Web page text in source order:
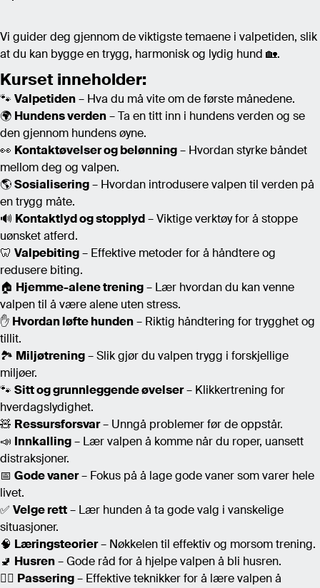
Vi guider deg gjennom de viktigste temaene i valpetiden, slik
at du kan bygge en trygg, harmonisk og lydig hund 🏡.
Kurset inneholder:
🐾 Valpetiden– Hva du må vite om de første månedene.
🌍 Hundens verden– Ta en titt inn i hundens verden og se
den gjennom hundens øyne.
👀 Kontaktøvelser og belønning– Hvordan styrke båndet
mellom deg og valpen.
🌎Sosialisering– Hvordan introdusere valpen til verden på
en trygg måte.
🔊 Kontaktlyd og stopplyd– Viktige verktøy for å stoppe
uønsket atferd.
🦷 Valpebiting– Effektive metoder for å håndtere og
redusere biting.
🏠 Hjemme-alene trening– Lær hvordan du kan venne
valpen til å være alene uten stress.
✋ Hvordan løfte hunden– Riktig håndtering for trygghet og
tillit.
🏞️ Miljøtrening– Slik gjør du valpen trygg i forskjellige
miljøer.
🐾 Sitt og grunnleggende øvelser– Klikkertrening for
hverdagslydighet.
🧸 Ressursforsvar– Unngå problemer før de oppstår.
📣 Innkalling– Lær valpen å komme når du roper, uansett
distraksjoner.
📅 Gode vaner– Fokus på å lage gode vaner som varer hele
livet.
✅ Velge rett– Lær hunden å ta gode valg i vanskelige
situasjoner.
🧠 Læringsteorier– Nøkkelen til effektiv og morsom trening.
🚽 Husren– Gode råd for å hjelpe valpen å bli husren.
🚶‍♂️ Passering– Effektive teknikker for å lære valpen å